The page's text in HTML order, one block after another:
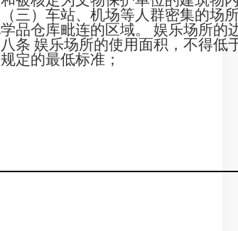
三）车站、机场等人群密集的场
品仓库毗连的区域。 娱乐场所的
条 娱乐场所的使用面积，不得低
定的最低标准；